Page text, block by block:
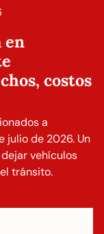
en
costos
a
julio de 2026. Un
vehículos
tránsito.